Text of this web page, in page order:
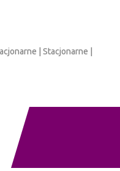
| Stacjonarne |